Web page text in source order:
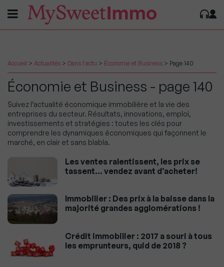
Accueil > Actualités > Dans l'actu > Économie et Business > Page 140
Économie et Business - page 140
Suivez l’actualité économique immobilière et la vie des
entreprises du secteur. Résultats, innovations, emploi,
investissements et stratégies : toutes les clés pour
comprendre les dynamiques économiques qui façonnent le
marché, en clair et sans blabla.
Les ventes ralentissent, les prix se
tassent… vendez avant d’acheter!
Immobilier : Des prix à la baisse dans la
majorité grandes agglomérations !
Crédit immobilier : 2017 a souri à tous
les emprunteurs, quid de 2018 ?